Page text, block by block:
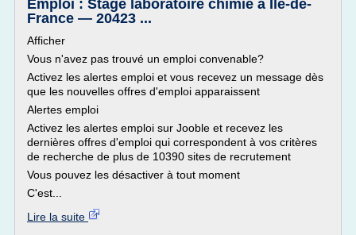
Emploi : Stage laboratoire chimie à Ile-de-
France — 20423 ...
Afficher
Vous n'avez pas trouvé un emploi convenable?
Activez les alertes emploi et vous recevez un message dès
que les nouvelles offres d'emploi apparaissent
Alertes emploi
Activez les alertes emploi sur Jooble et recevez les
dernières offres d'emploi qui correspondent à vos critères
de recherche de plus de 10390 sites de recrutement
Vous pouvez les désactiver à tout moment
C'est...
Lire la suite